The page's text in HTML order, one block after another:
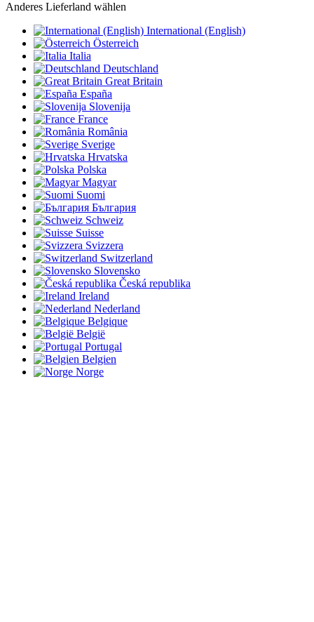
Anderes Lieferland wählen
International (English)
Österreich
Italia
Deutschland
Great Britain
España
Slovenija
France
România
Sverige
Hrvatska
Polska
Magyar
Suomi
България
Schweiz
Suisse
Svizzera
Switzerland
Slovensko
Česká republika
Ireland
Nederland
Belgique
België
Portugal
Belgien
Norge